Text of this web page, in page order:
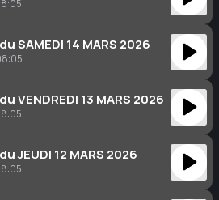
SAMEDI 14 MARS 2026
VENDREDI 13 MARS 2026
JEUDI 12 MARS 2026